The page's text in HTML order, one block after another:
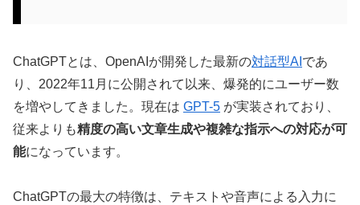
ChatGPTとは、OpenAIが開発した最新の対話型AI であ
り、2022年11月に公開されて以来、爆発的にユーザー数
を増やしてきました。現在は GPT-5 が実装されており、
従来よりも精度の高い文章生成や複雑な指示への対応が可
能になっています。
ChatGPTの最大の特徴は、テキストや音声による入力に